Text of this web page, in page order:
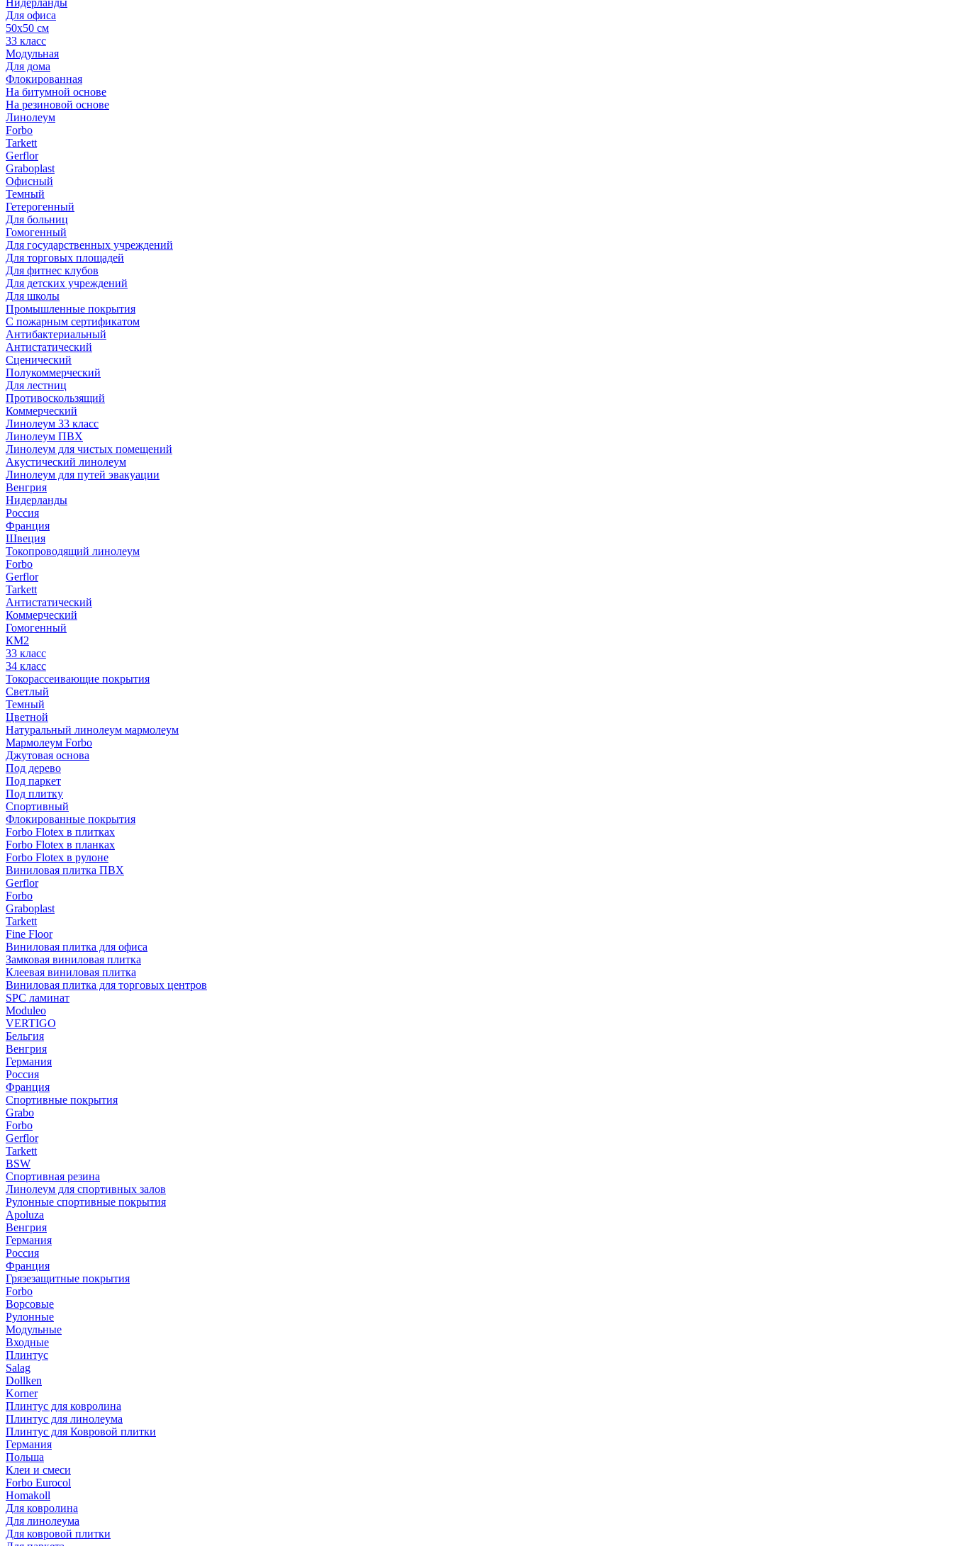
Нидерланды
Для офиса
50х50 см
33 класс
Модульная
Для дома
Флокированная
На битумной основе
На резиновой основе
Линолеум
Forbo
Tarkett
Gerflor
Graboplast
Офисный
Темный
Гетерогенный
Для больниц
Гомогенный
Для государственных учреждений
Для торговых площадей
Для фитнес клубов
Для детских учреждений
Для школы
Промышленные покрытия
С пожарным сертификатом
Антибактериальный
Антистатический
Сценический
Полукоммерческий
Для лестниц
Противоскользящий
Коммерческий
Линолеум 33 класс
Линолеум ПВХ
Линолеум для чистых помещений
Акустический линолеум
Линолеум для путей эвакуации
Венгрия
Нидерланды
Россия
Франция
Швеция
Токопроводящий линолеум
Forbo
Gerflor
Tarkett
Антистатический
Коммерческий
Гомогенный
КМ2
33 класс
34 класс
Токорассеивающие покрытия
Светлый
Темный
Цветной
Натуральный линолеум мармолеум
Мармолеум Forbo
Джутовая основа
Под дерево
Под паркет
Под плитку
Спортивный
Флокированные покрытия
Forbo Flotex в плитках
Forbo Flotex в планках
Forbo Flotex в рулоне
Виниловая плитка ПВХ
Gerflor
Forbo
Graboplast
Tarkett
Fine Floor
Виниловая плитка для офиса
Замковая виниловая плитка
Клеевая виниловая плитка
Виниловая плитка для торговых центров
SPC ламинат
Moduleo
VERTIGO
Бельгия
Венгрия
Германия
Россия
Франция
Спортивные покрытия
Grabo
Forbo
Gerflor
Tarkett
BSW
Спортивная резина
Линолеум для спортивных залов
Рулонные спортивные покрытия
Apoluza
Венгрия
Германия
Россия
Франция
Грязезащитные покрытия
Forbo
Ворсовые
Рулонные
Модульные
Входные
Плинтус
Salag
Dollken
Korner
Плинтус для ковролина
Плинтус для линолеума
Плинтус для Ковровой плитки
Германия
Польша
Клеи и смеси
Forbo Eurocol
Homakoll
Для ковролина
Для линолеума
Для ковровой плитки